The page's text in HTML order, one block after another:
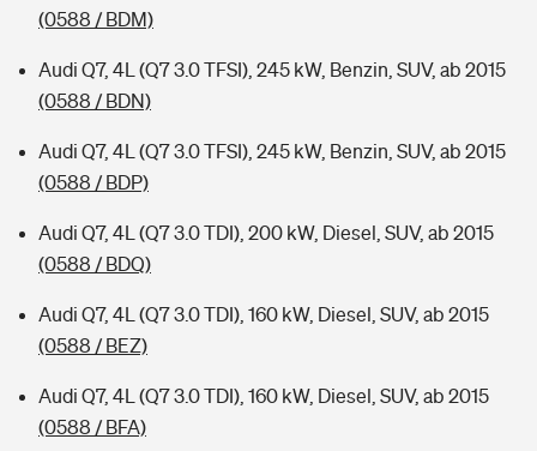
(0588 / BDM)
Audi Q7, 4L (Q7 3.0 TFSI), 245 kW, Benzin, SUV, ab 2015
(0588 / BDN)
Audi Q7, 4L (Q7 3.0 TFSI), 245 kW, Benzin, SUV, ab 2015
(0588 / BDP)
Audi Q7, 4L (Q7 3.0 TDI), 200 kW, Diesel, SUV, ab 2015
(0588 / BDQ)
Audi Q7, 4L (Q7 3.0 TDI), 160 kW, Diesel, SUV, ab 2015
(0588 / BEZ)
Audi Q7, 4L (Q7 3.0 TDI), 160 kW, Diesel, SUV, ab 2015
(0588 / BFA)